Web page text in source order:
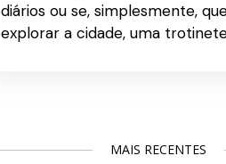
diários ou se, simplesmente,
explorar a cidade, uma
MAIS RECENTES